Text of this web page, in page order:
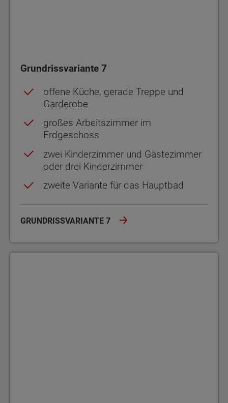
Grundrissvariante 7
offene Küche, gerade Treppe und
Garderobe
großes Arbeitszimmer im
Erdgeschoss
zwei Kinderzimmer und Gästezimmer
oder drei Kinderzimmer
zweite Variante für das Hauptbad
GRUNDRISSVARIANTE 7